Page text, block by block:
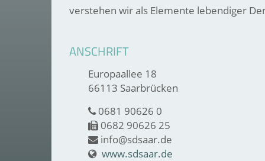
verstehen wir als Elemente lebendiger
ANSCHRIFT
Europaallee 18
66113 Saarbrücken
0681 90626 0
0682 90626 25
info@sdsaar.de
www.sdsaar.de